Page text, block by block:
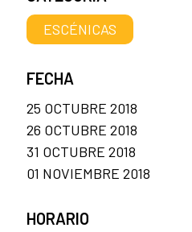
ESCÉNICAS
FECHA
25 OCTUBRE 2018
26 OCTUBRE 2018
31 OCTUBRE 2018
01 NOVIEMBRE 2018
HORARIO